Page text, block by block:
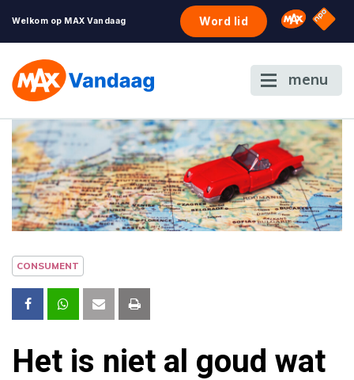
Welkom op MAX Vandaag Word lid Omroep
NPO
menu
CONSUMENT
Het is niet al goud wat